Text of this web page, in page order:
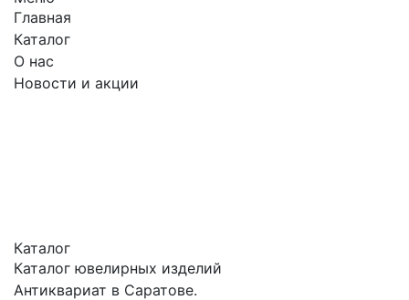
Главная
Каталог
О нас
Новости и акции
Каталог
Каталог ювелирных изделий
Антиквариат в Саратове.